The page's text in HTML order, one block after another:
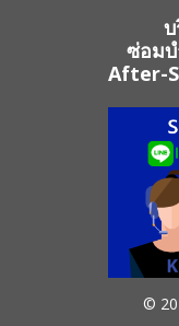
ซ่อมบ
After-
©